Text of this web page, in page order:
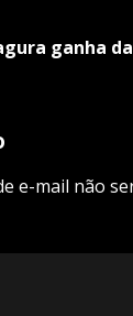
ganha
e-mail não